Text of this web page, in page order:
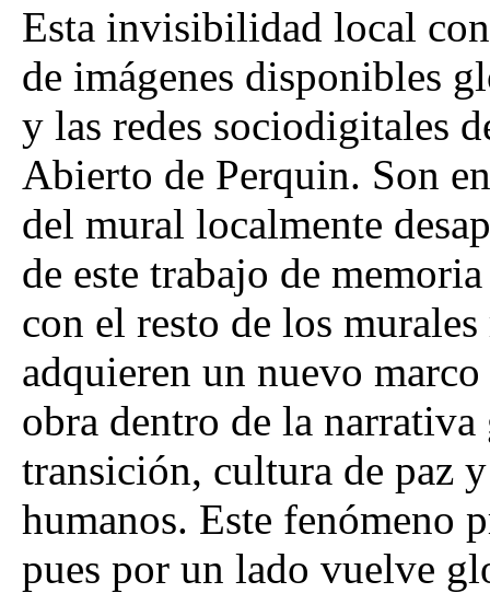
Esta invisibilidad local
de imágenes disponibles
y las redes sociodigitales
Abierto de Perquin. Son
del mural localmente
de este trabajo de
con el resto de los
adquieren un nuevo
obra dentro de la
transición, cultura de paz
humanos. Este fenómeno
pues por un lado vuelve